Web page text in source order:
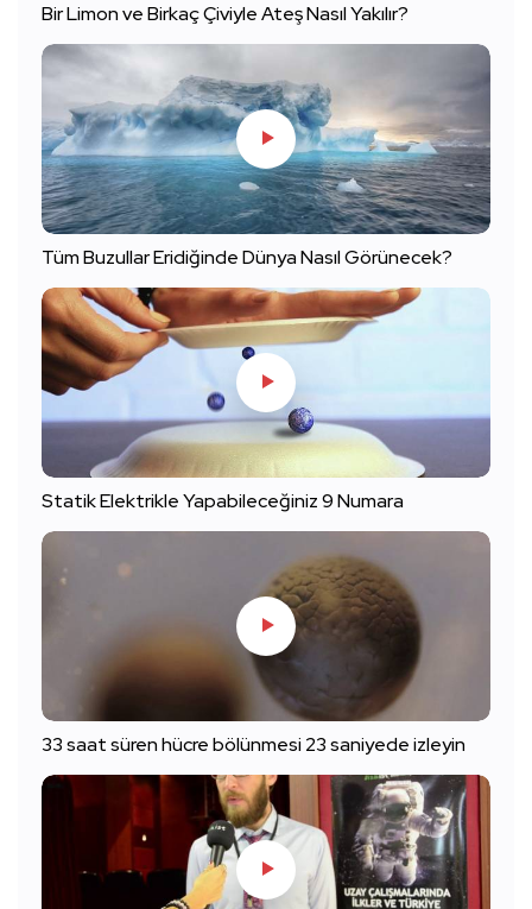
Bir Limon ve Birkaç Çiviyle Ateş Nasıl Yakılır?
Tüm Buzullar Eridiğinde Dünya Nasıl Görünecek?
Statik Elektrikle Yapabileceğiniz 9 Numara
33 saat süren hücre bölünmesi 23 saniyede izleyin